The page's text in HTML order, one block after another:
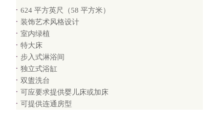
624 平方英尺（58 平方米）
装饰艺术风格设计
室内绿植
特大床
步入式淋浴间
独立式浴缸
双盥洗台
可应要求提供婴儿床或加床
可提供连通房型